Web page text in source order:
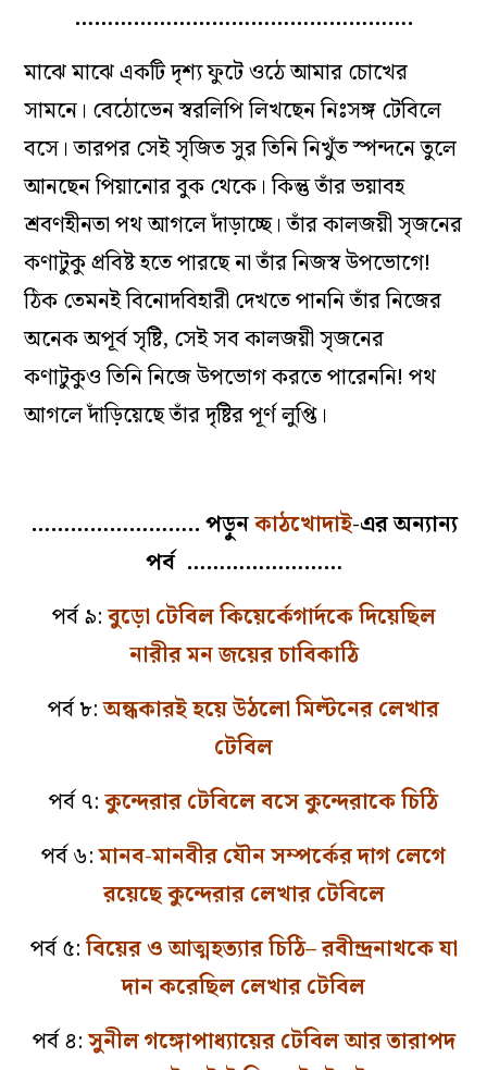
…………………………………………….
মাঝে মাঝে একটি দৃশ‌্য ফুটে ওঠে আমার চোখের
সামনে। বেঠোভেন স্বরলিপি লিখছেন নিঃসঙ্গ টেবিলে
বসে। তারপর সেই সৃজিত সুর তিনি নিখুঁত স্পন্দনে তুলে
আনছেন পিয়ানোর বুক থেকে। কিন্তু তাঁর ভয়াবহ
শ্রবণহীনতা পথ আগলে দাঁড়াচ্ছে। তাঁর কালজয়ী সৃজনের
কণাটুকু প্রবিষ্ট হতে পারছে না তাঁর নিজস্ব উপভোগে!
ঠিক তেমনই বিনোদবিহারী দেখতে পাননি তাঁর নিজের
অনেক অপূর্ব সৃষ্টি, সেই সব কালজয়ী সৃজনের
কণাটুকুও তিনি নিজে উপভোগ করতে পারেননি! পথ
আগলে দাঁড়িয়েছে তাঁর দৃষ্টির পূর্ণ লুপ্তি।
…………………….. পড়ুনকাঠখোদাই-এর অন্যান্য
পর্ব ……………………
পর্ব ৯:বুড়ো টেবিল কিয়ের্কেগার্দকে দিয়েছিল
নারীর মন জয়ের চাবিকাঠি
পর্ব ৮:অন্ধকারই হয়ে উঠলো মিল্টনের লেখার
টেবিল
পর্ব ৭:কুন্দেরার টেবিলে বসে কুন্দেরাকে চিঠি
পর্ব ৬:মানব-মানবীর যৌন সম্পর্কের দাগ লেগে
রয়েছে কুন্দেরার লেখার টেবিলে
পর্ব ৫:বিয়ের ও আত্মহত্যার চিঠি– রবীন্দ্রনাথকে যা
দান করেছিল লেখার টেবিল
পর্ব ৪:সুনীল গঙ্গোপাধ্যায়ের টেবিল আর তারাপদ